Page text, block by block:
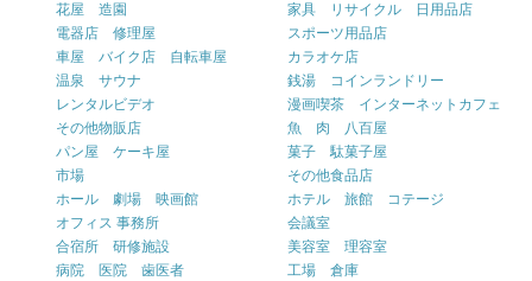
花屋 造園
家具 リサイクル 日用品店
電器店 修理屋
スポーツ用品店
車屋 バイク店 自転車屋
カラオケ店
温泉 サウナ
銭湯 コインランドリー
レンタルビデオ
漫画喫茶 インターネットカフェ
その他物販店
魚 肉 八百屋
パン屋 ケーキ屋
菓子 駄菓子屋
市場
その他食品店
ホール 劇場 映画館
ホテル 旅館 コテージ
オフィス 事務所
会議室
合宿所 研修施設
美容室 理容室
病院 医院 歯医者
工場 倉庫